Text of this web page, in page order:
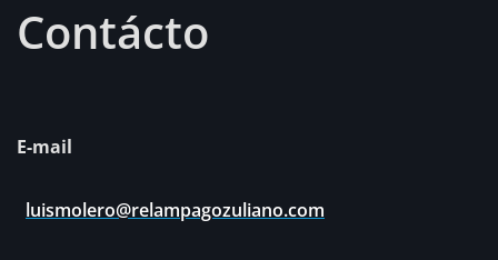
Contácto
E-mail
luismolero@relampagozuliano.com